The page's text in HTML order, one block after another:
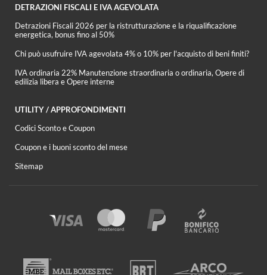
DETRAZIONI FISCALI E IVA AGEVOLATA
Detrazioni Fiscali 2026 per la ristrutturazione e la riqualificazione
energetica, bonus fino al 50%
Chi può usufruire IVA agevolata 4% o 10% per l'acquisto di beni finiti?
IVA ordinaria 22% Manutenzione straordinaria o ordinaria, Opere di
edilizia libera e Opere interne
UTILITY / APPROFONDIMENTI
Codici Sconto e Coupon
Coupon e i buoni sconto del mese
Sitemap